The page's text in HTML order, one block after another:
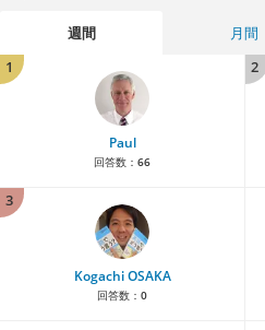
週間 月間
1
Paul
回答数： 66
2
3
Kogachi OSAKA
回答数： 0